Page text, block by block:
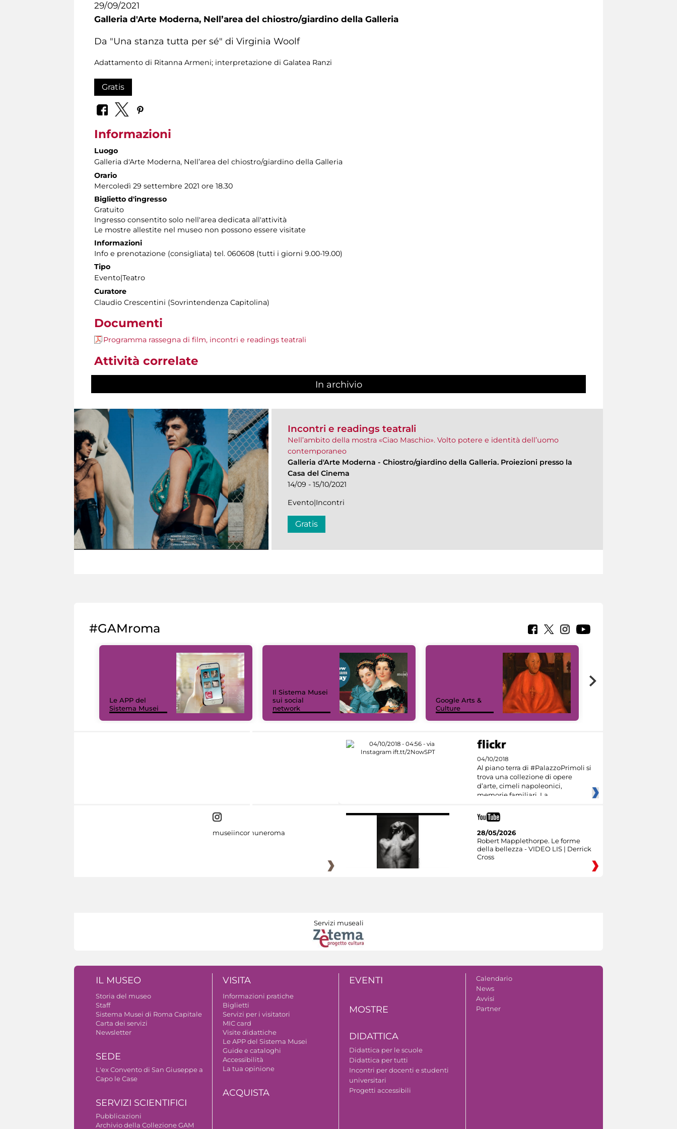
29/09/2021
Galleria d'Arte Moderna, Nellʼarea del chiostro/giardino della Galleria
Da "Una stanza tutta per sé" di Virginia Woolf
Adattamento di Ritanna Armeni; interpretazione di Galatea Ranzi
Gratis
Informazioni
Luogo
Galleria d'Arte Moderna, Nellʼarea del chiostro/giardino della Galleria
Orario
Mercoledì 29 settembre 2021 ore 18.30
Biglietto d'ingresso
Gratuito
Ingresso consentito solo nell'area dedicata all'attività
Le mostre allestite nel museo non possono essere visitate
Informazioni
Info e prenotazione (consigliata) tel. 060608 (tutti i giorni 9.00-19.00)
Tipo
Evento|Teatro
Curatore
Claudio Crescentini (Sovrintendenza Capitolina)
Documenti
Programma rassegna di film, incontri e readings teatrali
Attività correlate
In archivio
Incontri e readings teatrali
Nell’ambito della mostra «Ciao Maschio». Volto potere e identità dell’uomo
contemporaneo
Galleria d'Arte Moderna - Chiostro/giardino della Galleria. Proiezioni presso la
Casa del Cinema
14/09 - 15/10/2021
Evento|Incontri
Gratis
#GAMroma
Le APP del
Sistema Musei
Il Sistema Musei
sui social
network
Google Arts &
Culture
04/10/2018
Al piano terra di #PalazzoPrimoli si
trova una collezione di opere
d’arte, cimeli napoleonici,
memorie familiari. La
museiincomuneroma
28/05/2026
Robert Mapplethorpe. Le forme
della bellezza - VIDEO LIS | Derrick
Cross
Servizi museali
IL MUSEO
Storia del museo
Staff
Sistema Musei di Roma Capitale
Carta dei servizi
Newsletter
SEDE
L'ex Convento di San Giuseppe a
Capo le Case
SERVIZI SCIENTIFICI
Pubblicazioni
Archivio della Collezione GAM
VISITA
Informazioni pratiche
Biglietti
Servizi per i visitatori
MIC card
Visite didattiche
Le APP del Sistema Musei
Guide e cataloghi
Accessibilità
La tua opinione
ACQUISTA
EVENTI
MOSTRE
DIDATTICA
Didattica per le scuole
Didattica per tutti
Incontri per docenti e studenti
universitari
Progetti accessibili
Calendario
News
Avvisi
Partner